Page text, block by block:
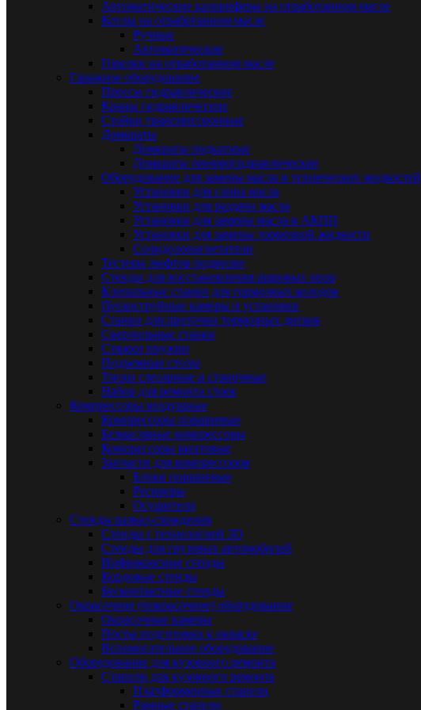
Автоматические калориферы на отработанном масле
Котлы на отрабртанном масле
Ручные
Автоматические
Горелки на отработанном масле
Гаражное оборудование
Прессы гидравлические
Краны гидравлические
Стойки трансмиссионные
Домкраты
Домкраты подкатные
Домкраты пневмогидравлические
Оборудование для замены масла и технических жидкостей
Установки для слива масла
Установки для раздачи масла
Установки для замены масла в АКПП
Установки для замены тормозной жидкости
Солидолонагнетатели
Тестеры люфтов подвески
Стенды для восстановления шаровых опор
Клепальные станки для тормозных колодок
Пескоструйные камеры и установки
Станки для проточки тормозных дисков
Сверлильные станки
Стяжки пружин
Подъемные столы
Тиски слесарные и станочные
Набор для ремонта стоек
Компрессоры воздушные
Компрессоры поршневые
Безмасляные компрессоры
Компрессоры винтовые
Запчасти для компрессоров
Блоки поршневые
Ресиверы
Осушители
Стенды развал-схождения
Стенды с технологией 3D
Стенды для грузовых автомобилей
Инфракрасные стенды
Кордовые стенды
Бесконтактные стенды
Окрасочное (покрасочное) оборудование
Окрасочные камеры
Посты подготовки к окраске
Вспомогательное оборудование
Оборудование для кузовного ремонта
Стапели для кузовного ремонта
Платформенные стапели
Рамные стапели